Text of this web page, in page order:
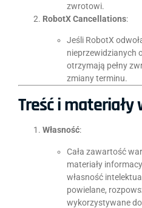
zwrotowi.
RobotX Cancellations:
Jeśli RobotX
nieprzewidzianych
otrzymają pełny
zmiany terminu.
Treść i
Własność:
Cała zawartość
materiały
własność
powielane,
wykorzystywane